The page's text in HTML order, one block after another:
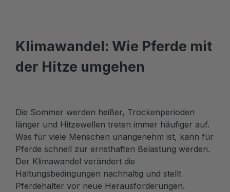
Klimawandel: Wie Pferde mit
der Hitze umgehen
Die Sommer werden heißer, Trockenperioden
länger und Hitzewellen treten immer häufiger auf.
Was für viele Menschen unangenehm ist, kann für
Pferde schnell zur ernsthaften Belastung werden.
Der Klimawandel verändert die
Haltungsbedingungen nachhaltig und stellt
Pferdehalter vor neue Herausforderungen.